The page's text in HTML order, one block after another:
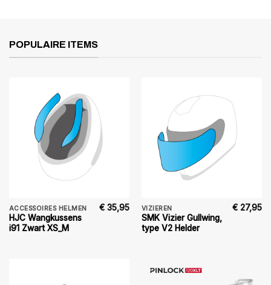
POPULAIRE ITEMS
ACCESSOIRES HELMEN
HJC Wangkussens
i91 Zwart XS_M
€ 35,95 VIZIEREN
SMK Vizier Gullwing,
type V2 Helder
€ 27,95